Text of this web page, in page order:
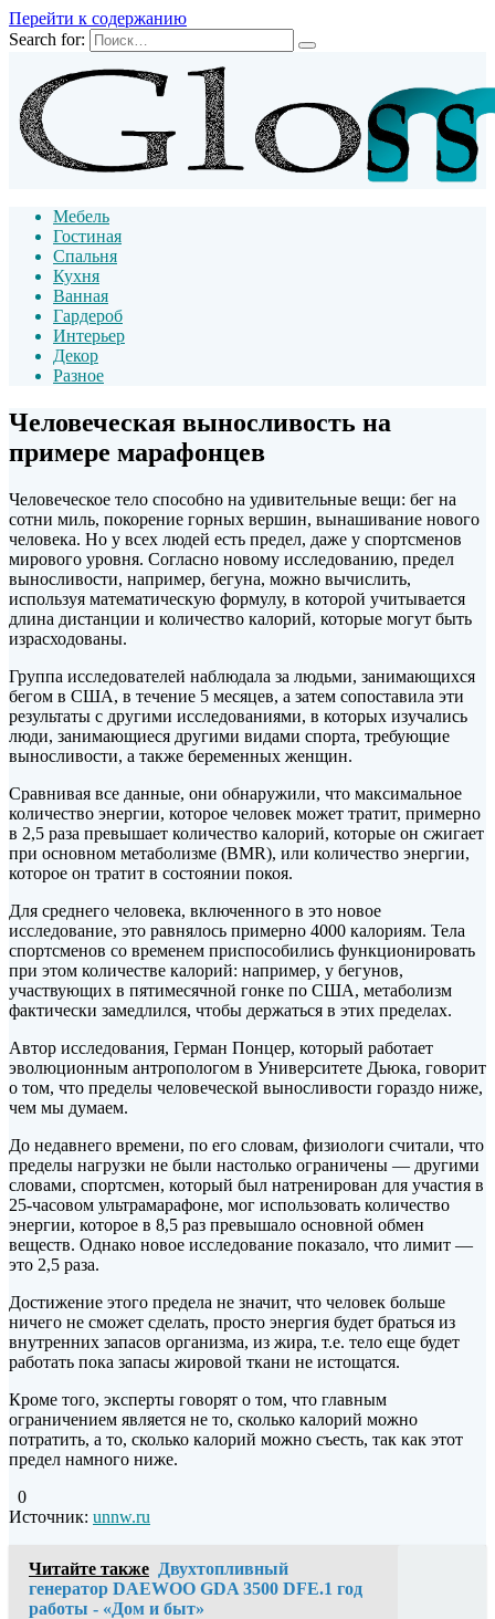
Перейти к содержанию
Search for:
Мебель
Гостиная
Спальня
Кухня
Ванная
Гардероб
Интерьер
Декор
Разное
Человеческая выносливость на
примере марафонцев
Человеческое тело способно на удивительные вещи: бег на
сотни миль, покорение горных вершин, вынашивание нового
человека. Но у всех людей есть предел, даже у спортсменов
мирового уровня. Согласно новому исследованию, предел
выносливости, например, бегуна, можно вычислить,
используя математическую формулу, в которой учитывается
длина дистанции и количество калорий, которые могут быть
израсходованы.
Группа исследователей наблюдала за людьми, занимающихся
бегом в США, в течение 5 месяцев, а затем сопоставила эти
результаты с другими исследованиями, в которых изучались
люди, занимающиеся другими видами спорта, требующие
выносливости, а также беременных женщин.
Сравнивая все данные, они обнаружили, что максимальное
количество энергии, которое человек может тратит, примерно
в 2,5 раза превышает количество калорий, которые он сжигает
при основном метаболизме (BMR), или количество энергии,
которое он тратит в состоянии покоя.
Для среднего человека, включенного в это новое
исследование, это равнялось примерно 4000 калориям. Тела
спортсменов со временем приспособились функционировать
при этом количестве калорий: например, у бегунов,
участвующих в пятимесячной гонке по США, метаболизм
фактически замедлился, чтобы держаться в этих пределах.
Автор исследования, Герман Понцер, который работает
эволюционным антропологом в Университете Дьюка, говорит
о том, что пределы человеческой выносливости гораздо ниже,
чем мы думаем.
До недавнего времени, по его словам, физиологи считали, что
пределы нагрузки не были настолько ограничены — другими
словами, спортсмен, который был натренирован для участия в
25-часовом ультрамарафоне, мог использовать количество
энергии, которое в 8,5 раз превышало основной обмен
веществ. Однако новое исследование показало, что лимит —
это 2,5 раза.
Достижение этого предела не значит, что человек больше
ничего не сможет сделать, просто энергия будет браться из
внутренних запасов организма, из жира, т.е. тело еще будет
работать пока запасы жировой ткани не истощатся.
Кроме того, эксперты говорят о том, что главным
ограничением является не то, сколько калорий можно
потратить, а то, сколько калорий можно съесть, так как этот
предел намного ниже.
0
Источник: unnw.ru
Читайте также Двухтопливный
генератор DAEWOO GDA 3500 DFE.1 год
работы - «Дом и быт»